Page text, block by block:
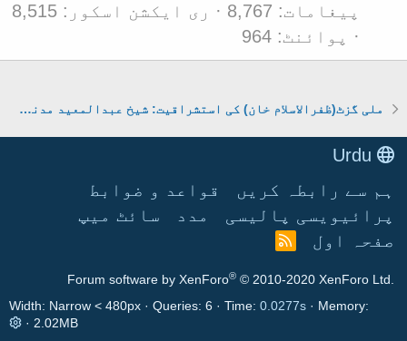
پیغامات
8,767 ری ایکشن اسکور
8,515
پوائنٹ 964
ملی گزٹ(ظفرالاسلام خان) کی استشراقیت: شیخ عبدالمعید مدنی (علی گڑھ)
ہم سے رابطہ کریں
قواعد و ضوابط
پرائیویسی پالیسی
مدد
سائٹ میپ
صفحہ اول
آ
ا
ی
Forum software by XenForo® © 2010-2020 XenForo Ltd.
Width
Queries 6 Time 0.0277s
Memory
2.02MB